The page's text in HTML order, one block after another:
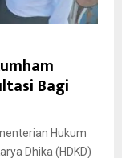
Bagi
Hukum
Dhika (HDKD)